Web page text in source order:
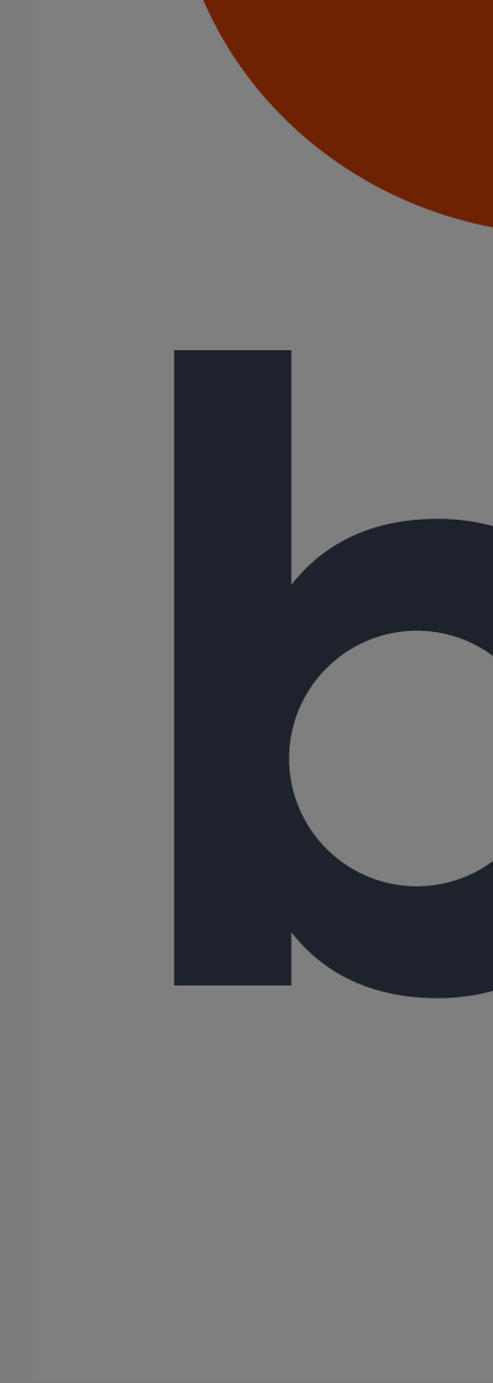
sur Bouchon simple SMU PLUS DN150